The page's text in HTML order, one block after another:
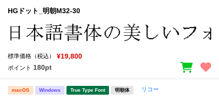
HGドット_明朝M32-30
標準価格（税込） ¥19,800
ポイント 180pt
macOS Windows True Type Font 明朝体 リコー